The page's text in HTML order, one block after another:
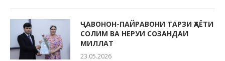
ҶАВОНОН-ПАЙРАВОНИ ТАРЗИ ҲАЁТИ
СОЛИМ ВА НЕРУИ СОЗАНДАИ
МИЛЛАТ
23.05.2026